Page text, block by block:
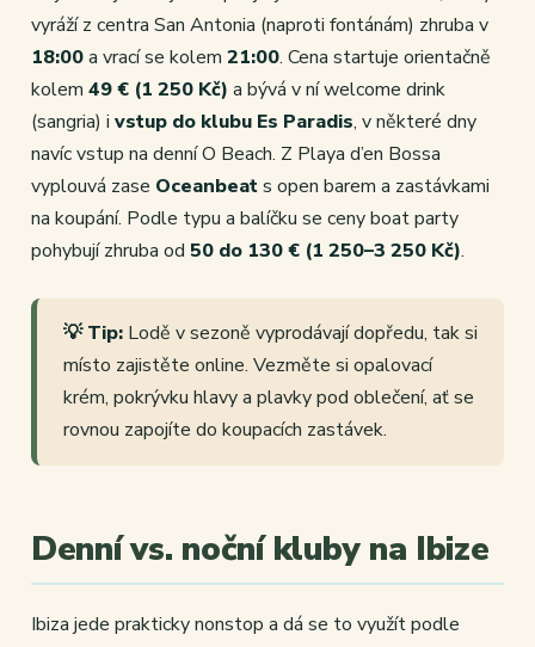
vyráží z centra San Antonia (naproti fontánám) zhruba v
18:00a vrací se kolem 21:00. Cena startuje orientačně
kolem 49 € (1 250 Kč) a bývá v ní welcome drink
(sangria) i vstup do klubu Es Paradis, v některé dny
navíc vstup na denní O Beach. Z Playa d’en Bossa
vyplouvá zase Oceanbeats open barem a zastávkami
na koupání. Podle typu a balíčku se ceny boat party
pohybují zhruba od 50 do 130 € (1 250–3 250 Kč).
💡 Tip: Lodě v sezoně vyprodávají dopředu, tak si
místo zajistěte online. Vezměte si opalovací
krém, pokrývku hlavy a plavky pod oblečení, ať se
rovnou zapojíte do koupacích zastávek.
Denní vs. noční kluby na Ibize
Ibiza jede prakticky nonstop a dá se to využít podle